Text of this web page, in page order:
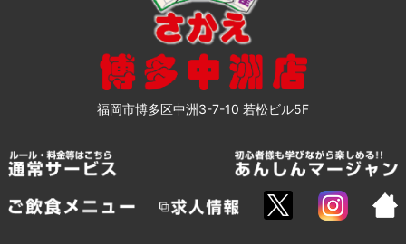
福岡市博多区中洲3-7-10 若松ビル5F